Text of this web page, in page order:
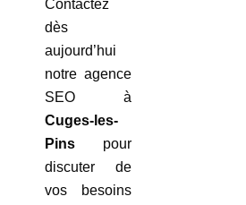
Contactez
dès
aujourd’hui
notre agence
SEO à
Cuges-les-
Pins pour
discuter de
vos besoins